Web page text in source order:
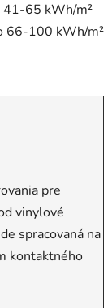
41-65 kWh/m²
66-100 kWh/m²
pre
vinylové
spracovaná na
kontaktného